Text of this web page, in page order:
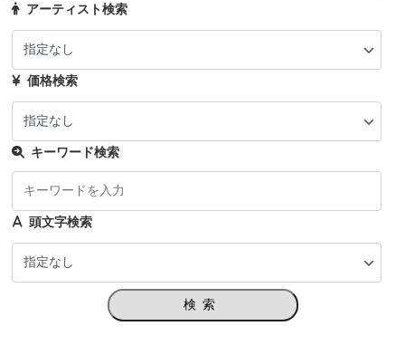
アーティスト検索
価格検索
キーワード検索
頭文字検索
検索